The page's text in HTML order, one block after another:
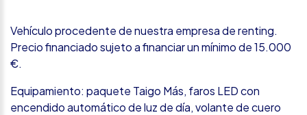
Vehículo procedente de nuestra empresa de renting.
Precio financiado sujeto a financiar un mínimo de 15.000
€.
Equipamiento: paquete Taigo Más, faros LED con
encendido automático de luz de día, volante de cuero